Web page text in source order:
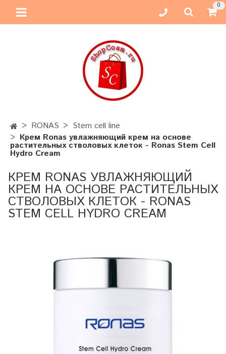
0
RONAS
Stem cell line
Крем Ronas увлажняющий крем на основе
растительных стволовых клеток - Ronas Stem Cell
Hydro Cream
КРЕМ RONAS УВЛАЖНЯЮЩИЙ
КРЕМ НА ОСНОВЕ РАСТИТЕЛЬНЫХ
СТВОЛОВЫХ КЛЕТОК - RONAS
STEM CELL HYDRO CREAM